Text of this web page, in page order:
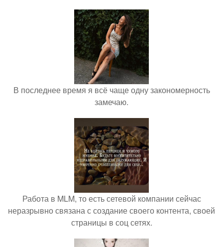
В последнее время я всё чаще одну закономерность
замечаю.
Работа в MLM, то есть сетевой компании сейчас
неразрывно связана с создание своего контента, своей
страницы в соц сетях.